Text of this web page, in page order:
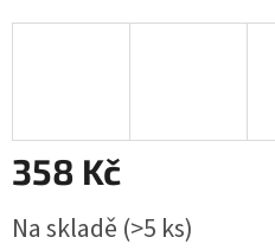
358 Kč
cena:
Na skladě (>5 ks)